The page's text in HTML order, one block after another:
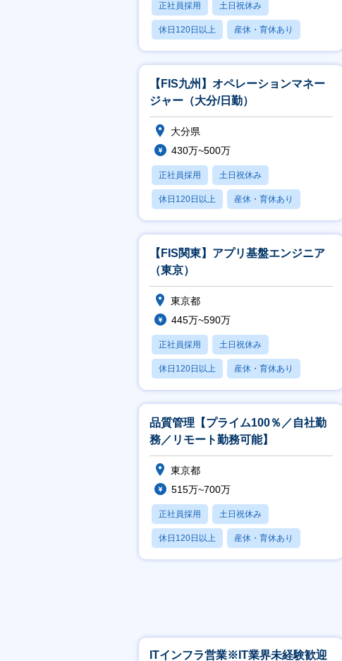
正社員採用 土日祝休み
休日120日以上 産休・育休あり
賞与あり
【FIS九州】オペレーションマネー
ジャー（大分/日勤）
大分県
430万~500万
正社員採用 土日祝休み
休日120日以上 産休・育休あり
賞与あり
【FIS関東】アプリ基盤エンジニア
（東京）
東京都
445万~590万
正社員採用 土日祝休み
休日120日以上 産休・育休あり
賞与あり
品質管理【プライム100％／自社勤
務／リモート勤務可能】
東京都
515万~700万
正社員採用 土日祝休み
休日120日以上 産休・育休あり
賞与あり
ITインフラ営業※IT業界未経験歓迎